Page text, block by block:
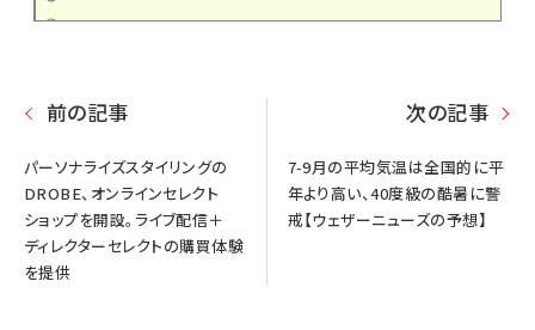
前の記事
パーソナライズスタイリングの
DROBE、オンラインセレクト
ショップを開設。ライブ配信＋
ディレクターセレクトの購買体験
を提供
次の記事
7-9月の平均気温は全国的に平
年より高い、40度級の酷暑に警
戒【ウェザーニューズの予想】